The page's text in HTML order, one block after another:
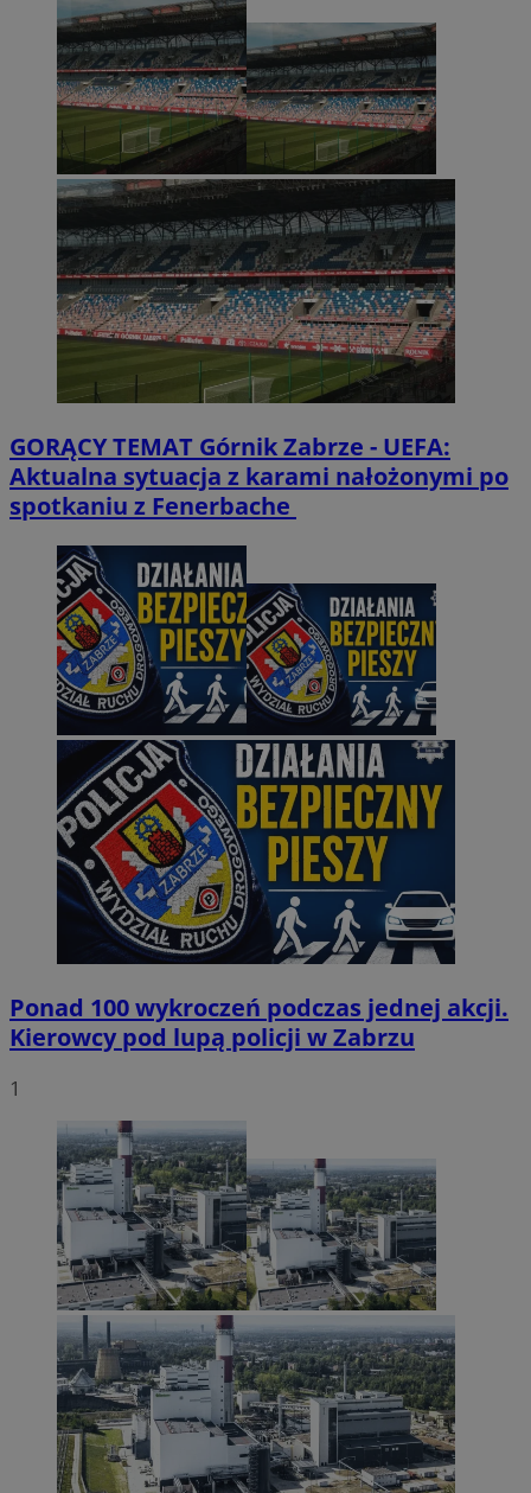
GORĄCY TEMAT Górnik Zabrze - UEFA:
Aktualna sytuacja z karami nałożonymi po
spotkaniu z Fenerbache
Ponad 100 wykroczeń podczas jednej akcji.
Kierowcy pod lupą policji w Zabrzu
1